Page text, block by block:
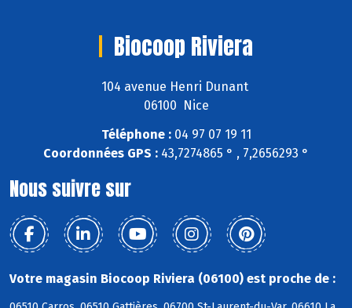
Biocoop Riviera
104 avenue Henri Dunant
06100 Nice
Téléphone :04 97 07 19 11
Coordonnées GPS : 43,7274865 ° , 7,2656293 °
Nous suivre sur
Votre magasin Biocoop Riviera (06100) est proche de :